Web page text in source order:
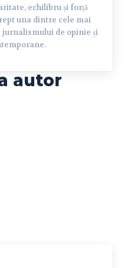
echilibru și forță
una dintre cele mai
jurnalismului de opinie și
autor